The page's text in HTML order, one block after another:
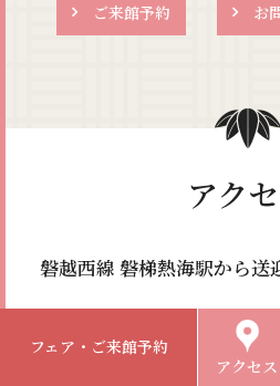
フェア・ご来館予約
アクセス
ご来館予約 お
アク
磐越西線 磐梯熱海駅から送
お車をご利用の方